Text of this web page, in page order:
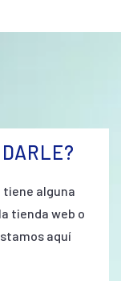
alguna
tienda web o
aquí